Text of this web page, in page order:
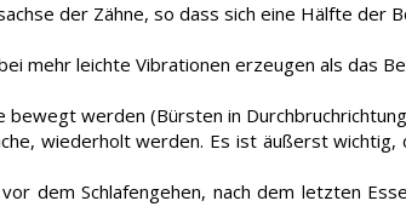
der Zähne, so dass sich eine Hälfte der
mehr leichte Vibrationen erzeugen als das
werden (Bürsten in
wiederholt werden. Es ist äußerst wichtig,
dem Schlafengehen, nach dem letzten